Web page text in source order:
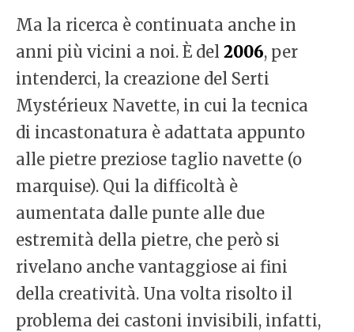
Ma la ricerca è continuata anche in
anni più vicini a noi. È del 2006, per
intenderci, la creazione del Serti
Mystérieux Navette, in cui la tecnica
di incastonatura è adattata appunto
alle pietre preziose taglio navette (o
marquise). Qui la difficoltà è
aumentata dalle punte alle due
estremità della pietre, che però si
rivelano anche vantaggiose ai fini
della creatività. Una volta risolto il
problema dei castoni invisibili, infatti,